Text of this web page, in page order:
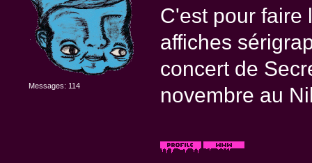
Messages: 114
C'est pour faire
affiches
concert de
novembre au